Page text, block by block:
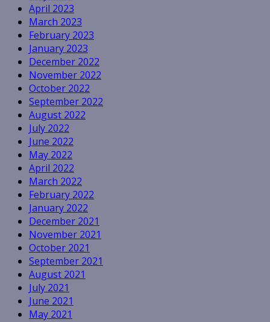
April 2023
March 2023
February 2023
January 2023
December 2022
November 2022
October 2022
September 2022
August 2022
July 2022
June 2022
May 2022
April 2022
March 2022
February 2022
January 2022
December 2021
November 2021
October 2021
September 2021
August 2021
July 2021
June 2021
May 2021